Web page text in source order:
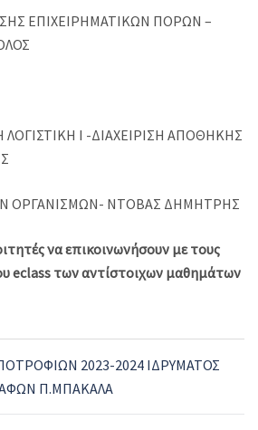
ΕΠΙΧΕΙΡΗΜΑΤΙΚΩΝ ΠΟΡΩΝ –
Ι -ΔΙΑΧΕΙΡΙΣΗ ΑΠΟΘΗΚΗΣ
ΟΡΓΑΝΙΣΜΩΝ- ΝΤΟΒΑΣ ΔΗΜΗΤΡΗΣ
να επικοινωνήσουν με τους
eclass των αντίστοιχων μαθημάτων
2023-2024 ΙΔΡΥΜΑΤΟΣ
Π.ΜΠΑΚΑΛΑ